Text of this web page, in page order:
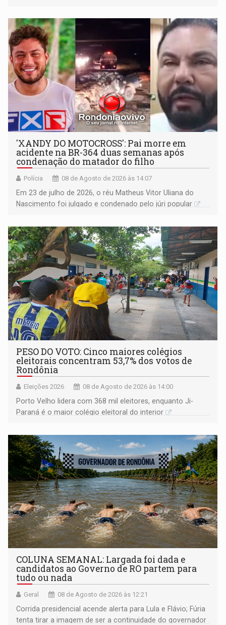
'XANDY DO MOTOCROSS': Pai morre em
acidente na BR-364 duas semanas após
condenação do matador do filho
Polícia 08 de Agosto de 2026 às 14:07
Em 23 de julho de 2026, o réu Matheus Vitor Uliana do
Nascimento foi julgado e condenado pelo júri popular
PESO DO VOTO: Cinco maiores colégios
eleitorais concentram 53,7% dos votos de
Rondônia
Eleições 2026 08 de Agosto de 2026 às 14:00
Porto Velho lidera com 368 mil eleitores, enquanto Ji-
Paraná é o maior colégio eleitoral do interior
COLUNA SEMANAL: Largada foi dada e
candidatos ao Governo de RO partem para
tudo ou nada
Geral 08 de Agosto de 2026 às 12:21
Corrida presidencial acende alerta para Lula e Flávio; Fúria
tenta tirar a imagem de ser a continuidade do governador